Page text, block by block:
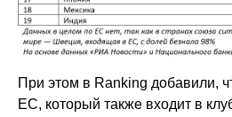
При этом в Ranking добавили,
ЕС, который также входит в